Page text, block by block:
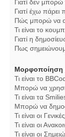
Γιατί δεν
Γιατί έχω πάρει
Πώς μπορώ να
Τι είναι το
Γιατί η
Πως
Μορφοποίηση
Τι είναι το
Μπορώ να
Τι είναι τα
Μπορώ να
Τι είναι οι
Τι είναι οι
Τι είναι οι